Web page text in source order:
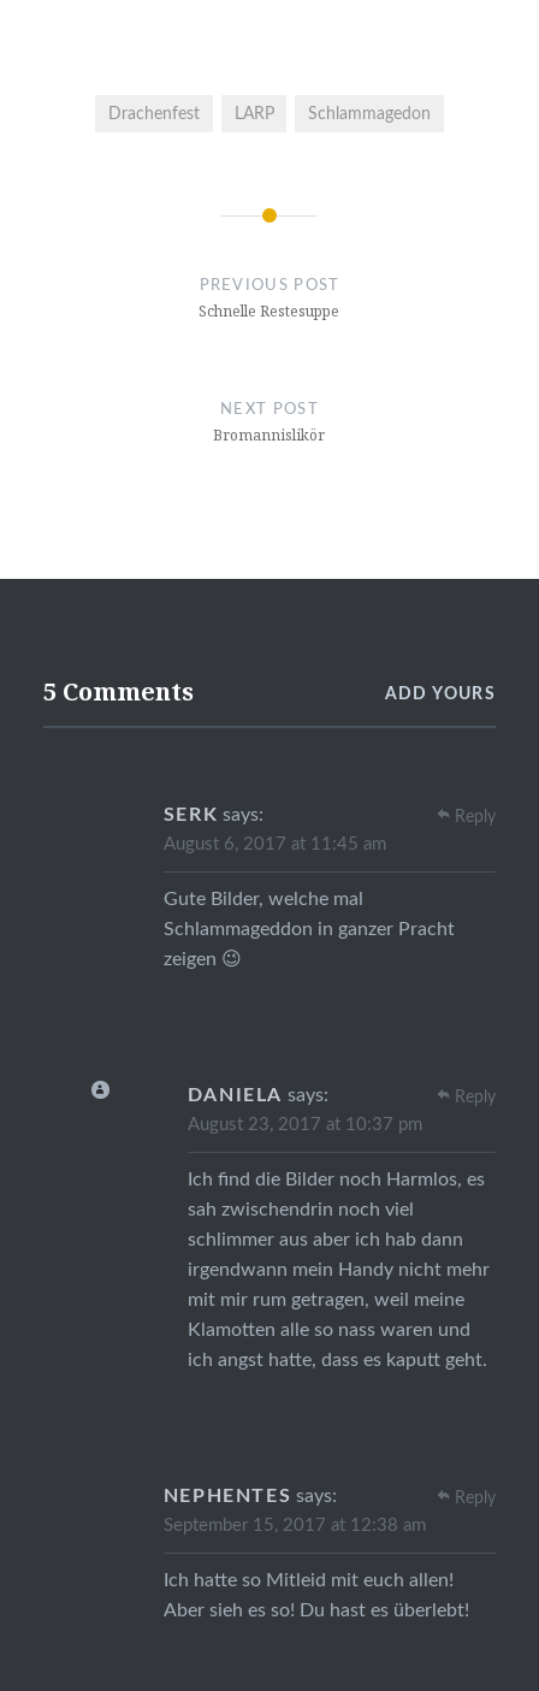
Drachenfest LARP Schlammagedon
PREVIOUS POST
Schnelle Restesuppe
NEXT POST
Bromannislikör
5 Comments ADD YOURS
SERK says:
August 6, 2017 at 11:45 am
Gute Bilder, welche mal
Schlammageddon in ganzer Pracht
zeigen 😉
Reply
DANIELA says:
August 23, 2017 at 10:37 pm
Ich find die Bilder noch Harmlos, es
sah zwischendrin noch viel
schlimmer aus aber ich hab dann
irgendwann mein Handy nicht mehr
mit mir rum getragen, weil meine
Klamotten alle so nass waren und
ich angst hatte, dass es kaputt geht.
Reply
NEPHENTES says:
September 15, 2017 at 12:38 am
Ich hatte so Mitleid mit euch allen!
Aber sieh es so! Du hast es überlebt!
Reply